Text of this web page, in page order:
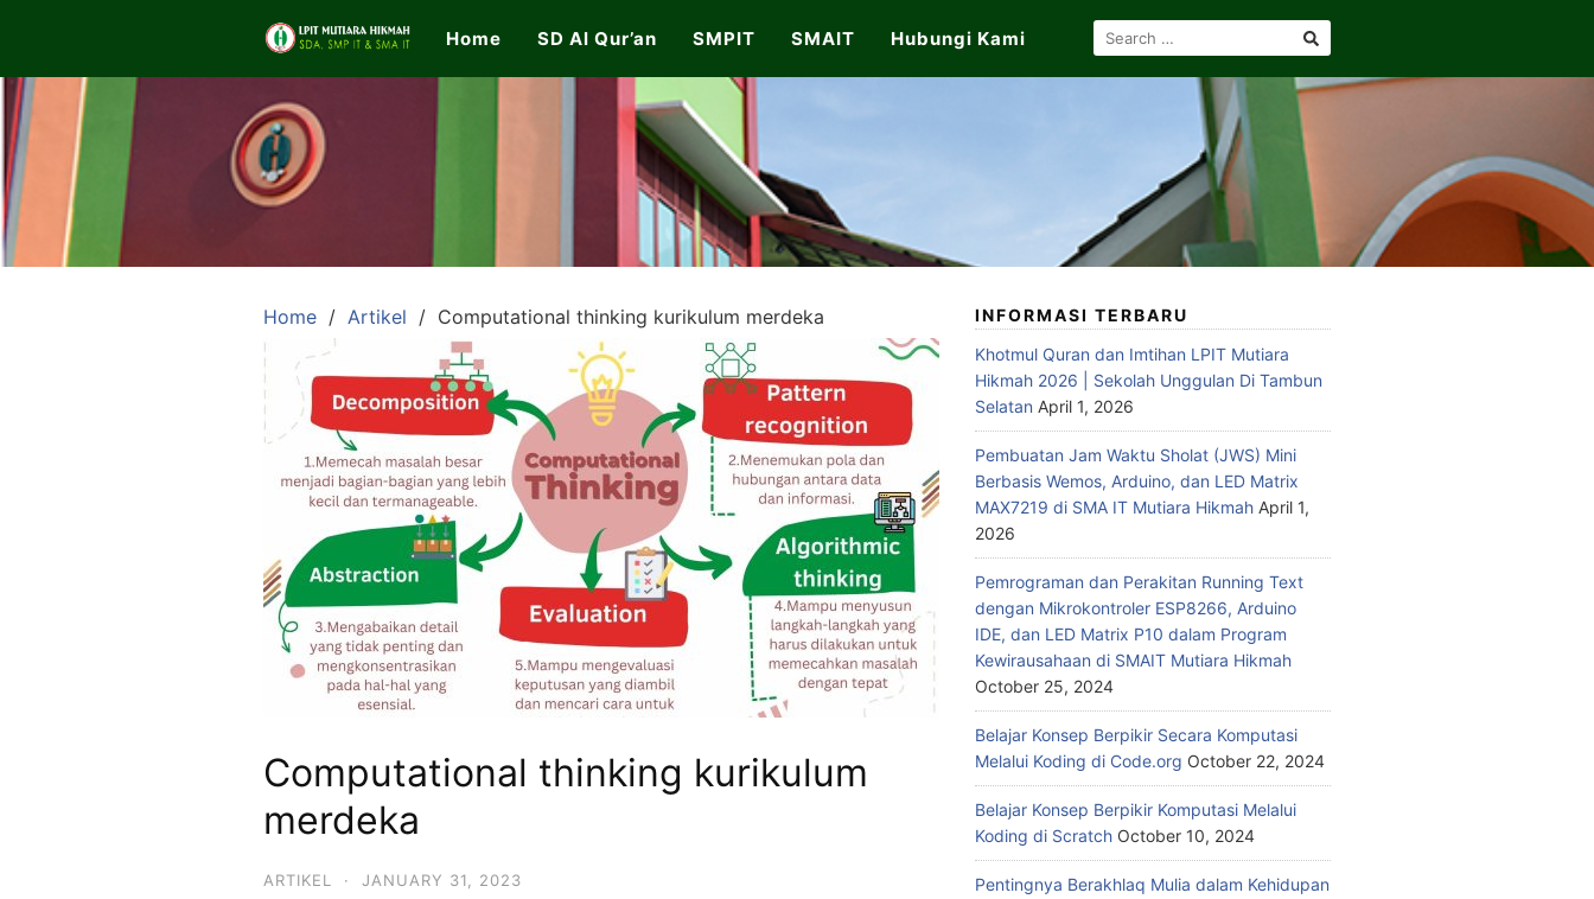
content
Home SD Al Qur’an SMPIT SMAIT Hubungi Kami
SEARCH
FOR:
LPIT
Mutiara
Hikmah
Official
Website
SDA,
SMPIT,
SMAIT
Mutiara
Hikmah
Home Artikel Computational thinking kurikulum merdeka
Computational thinking kurikulum
merdeka
ARTIKEL · JANUARY 31, 2023
INFORMASI TERBARU
Khotmul Quran dan Imtihan LPIT Mutiara
Hikmah 2026 | Sekolah Unggulan Di Tambun
Selatan April 1, 2026
Pembuatan Jam Waktu Sholat (JWS) Mini
Berbasis Wemos, Arduino, dan LED Matrix
MAX7219 di SMA IT Mutiara Hikmah April 1,
2026
Pemrograman dan Perakitan Running Text
dengan Mikrokontroler ESP8266, Arduino
IDE, dan LED Matrix P10 dalam Program
Kewirausahaan di SMAIT Mutiara Hikmah
October 25, 2024
Belajar Konsep Berpikir Secara Komputasi
Melalui Koding di Code.org October 22, 2024
Belajar Konsep Berpikir Komputasi Melalui
Koding di Scratch October 10, 2024
Pentingnya Berakhlaq Mulia dalam Kehidupan